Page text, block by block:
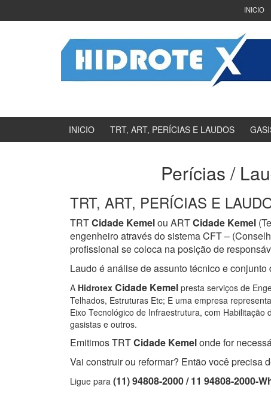
INICIO
INICIO TRT, ART, PERÍCIAS E LAUDOS
Perícias /
TRT, ART, PERÍCIAS E
TRTCidade Kemelou ARTCidade Kemel
engenheiro através do sistema CFT –
profissional se coloca na posição de
Laudo é análise de assunto técnico e
A Hidrotex Cidade Kemel presta serviços de
Telhados, Estruturas Etc; E uma empresa
Eixo Tecnológico de Infraestrutura, com
gasistas e outros.
Emitimos TRTCidade Kemelonde for
Vai construir ou reformar? Então você precisa
Ligue para (11) 94808-2000 / 11 94808-2000-